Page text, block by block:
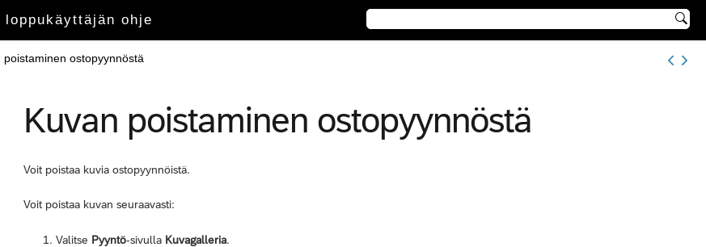
ohje 
poistaminen ostopyynnöstä
Kuvan poistaminen ostopyynnöstä
Voit poistaa kuvia ostopyynnöistä.
Voit poistaa kuvan seuraavasti:
Valitse Pyyntö-sivulla Kuvagalleria.